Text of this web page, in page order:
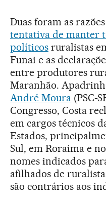
Duas foram as
tentativa de manter
políticosruralistas
Funai e as
entre produtores
Maranhão.
André Moura(PSC-
Congresso, Costa
em cargos técnicos
Estados,
Sul, em Roraima e
nomes indicados
afilhados de
são contrários aos